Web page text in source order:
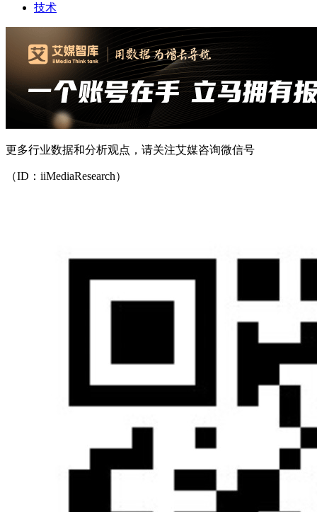
技术
更多行业数据和分析观点，请关注艾媒咨询微信号
（ID：iiMediaResearch）